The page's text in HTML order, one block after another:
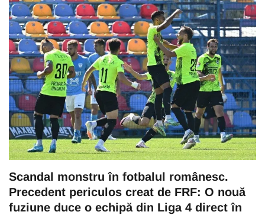
Scandal monstru în fotbalul românesc.
Precedent periculos creat de FRF: O nouă
fuziune duce o echipă din Liga 4 direct în